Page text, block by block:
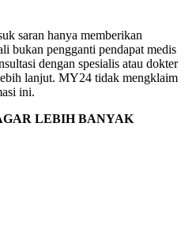
saran hanya memberikan
bukan pengganti pendapat medis
dengan spesialis atau dokter
lanjut. MY24 tidak mengklaim
ini.
LEBIH BANYAK